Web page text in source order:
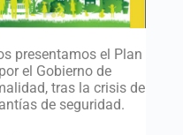
presentamos el Plan
el Gobierno de
tras la crisis de
de seguridad.